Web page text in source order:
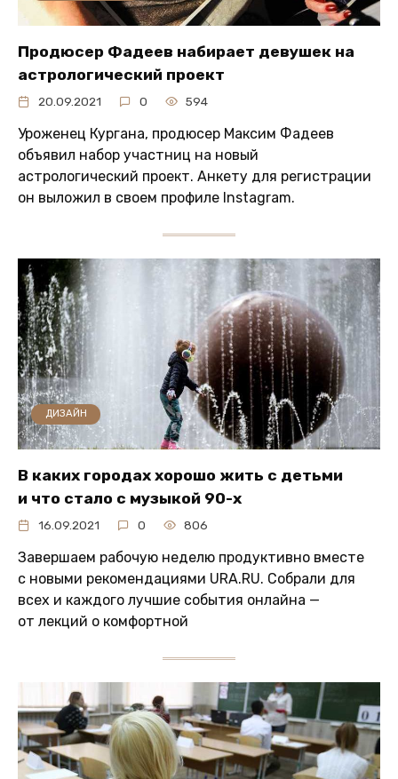
Продюсер Фадеев набирает девушек на
астрологический проект
20.09.2021 0 594
Уроженец Кургана, продюсер Максим Фадеев
объявил набор участниц на новый
астрологический проект. Анкету для регистрации
он выложил в своем профиле Instagram.
ДИЗАЙН
В каких городах хорошо жить с детьми
и что стало с музыкой 90-х
16.09.2021 0 806
Завершаем рабочую неделю продуктивно вместе
с новыми рекомендациями URA.RU. Собрали для
всех и каждого лучшие события онлайна —
от лекций о комфортной